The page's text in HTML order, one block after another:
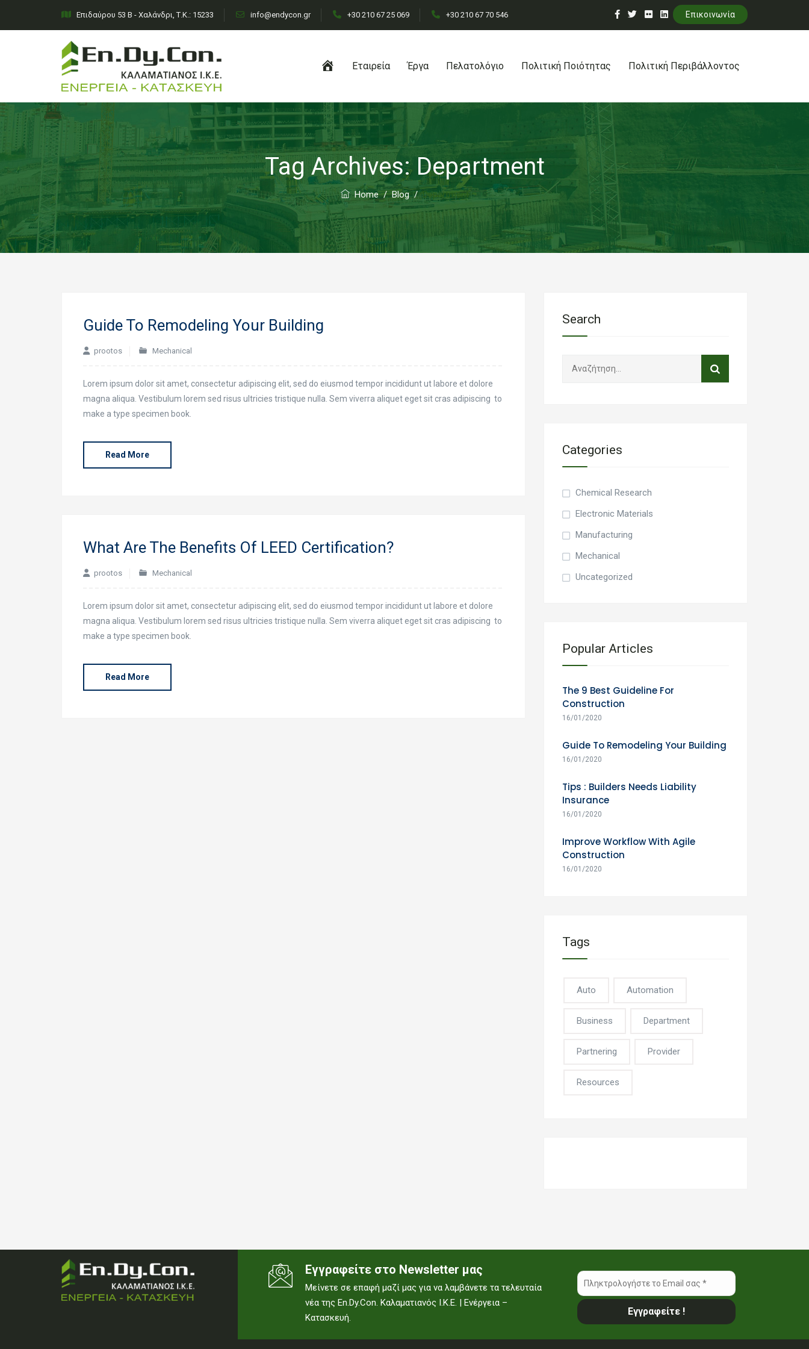
Επιδαύρου 53 Β - Χαλάνδρι, Τ.Κ.: 15233 info@endycon.gr +30 210 67 25 069 +30 210 67 70 546 Επικοινωνία
ΑρχικήΕταιρεία Έργα Πελατολόγιο Πολιτική Ποιότητας Πολιτική Περιβάλλοντος
Tag Archives: Department
Home/Blog/Department
Guide To Remodeling Your Building
prootos Mechanical
Lorem ipsum dolor sit amet, consectetur adipiscing elit, sed do eiusmod tempor incididunt ut labore et dolore
magna aliqua. Vestibulum lorem sed risus ultricies tristique nulla. Sem viverra aliquet eget sit cras adipiscing to
make a type specimen book.
Read More
What Are The Benefits Of LEED Certification?
prootos Mechanical
Lorem ipsum dolor sit amet, consectetur adipiscing elit, sed do eiusmod tempor incididunt ut labore et dolore
magna aliqua. Vestibulum lorem sed risus ultricies tristique nulla. Sem viverra aliquet eget sit cras adipiscing to
make a type specimen book.
Read More
Search
η
σ
γ
ι
:
Categories
Chemical Research
Electronic Materials
Manufacturing
Mechanical
Uncategorized
Popular Articles
The 9 Best Guideline For
Construction
16/01/2020
Guide To Remodeling Your Building
16/01/2020
Tips : Builders Needs Liability
Insurance
16/01/2020
Improve Workflow With Agile
Construction
16/01/2020
Tags
Auto Automation
Business Department
Partnering Provider
Resources
Εγγραφείτε στο Newsletter μας
Μείνετε σε επαφή μαζί μας για να λαμβάνετε τα τελευταία
νέα της En.Dy.Con. Καλαματιανός Ι.Κ.Ε. | Ενέργεια –
Κατασκευή.